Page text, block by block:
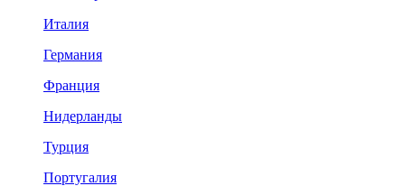
Италия
Германия
Франция
Нидерланды
Турция
Португалия